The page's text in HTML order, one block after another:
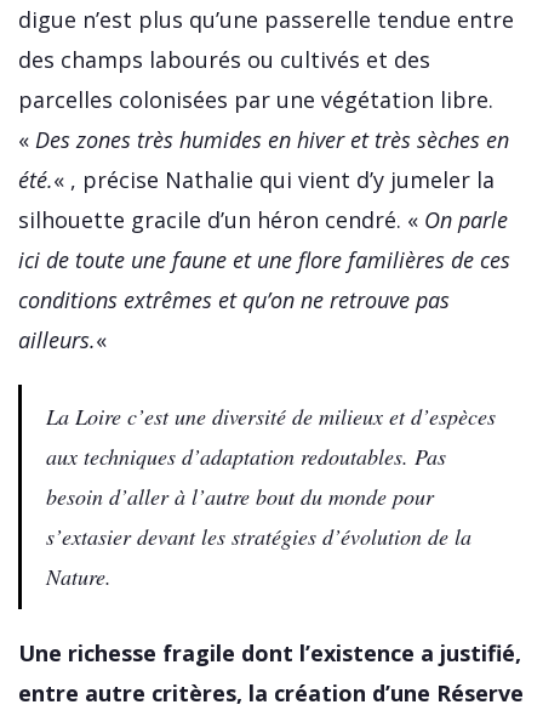
digue n’est plus qu’une passerelle tendue entre
des champs labourés ou cultivés et des
parcelles colonisées par une végétation libre.
« Des zones très humides en hiver et très sèches en
été.« , précise Nathalie qui vient d’y jumeler la
silhouette gracile d’un héron cendré. « On parle
ici de toute une faune et une flore familières de ces
conditions extrêmes et qu’on ne retrouve pas
ailleurs.«
La Loire c’est une diversité de milieux et d’espèces
aux techniques d’adaptation redoutables. Pas
besoin d’aller à l’autre bout du monde pour
s’extasier devant les stratégies d’évolution de la
Nature.
Une richesse fragile dont l’existence a justifié,
entre autre critères, la création d’une Réserve